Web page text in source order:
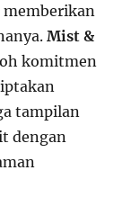
Mist &
komitmen
tampilan
dengan